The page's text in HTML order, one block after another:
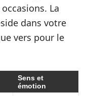
La
dans votre
vers pour le
Sens et
émotion